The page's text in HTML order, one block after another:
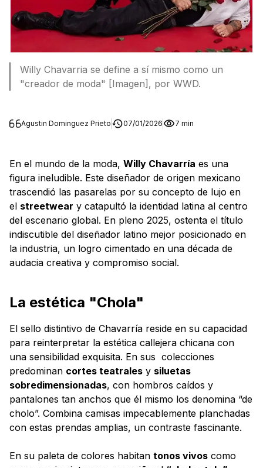
Willy Chavarria se define a sí mismo como un
"creador de moda" [Imagen], por WWD.
Agustin Dominguez Prieto 07/01/2026 7 min
En el mundo de la moda, Willy Chavarría es una
figura ineludible. Este diseñador de origen mexicano
trascendió las pasarelas por su concepto de lujo en
el streetwear y catapultó la identidad latina al centro
del escenario global. En pleno 2025, ostenta el título
indiscutible del diseñador latino mejor posicionado en
la industria, un logro cimentado en una década de
audacia creativa y compromiso social.
La estética "Chola"
El sello distintivo de Chavarría reside en su capacidad
para reinterpretar la estética callejera chicana con
una sensibilidad exquisita. En sus colecciones
predominan cortes teatrales y siluetas
sobredimensionadas, con hombros caídos y
pantalones tan anchos que él mismo los denomina “de
cholo”. Combina camisas impecablemente planchadas
con estas prendas amplias, un contraste fascinante.
En su paleta de colores habitan tonos vivos como